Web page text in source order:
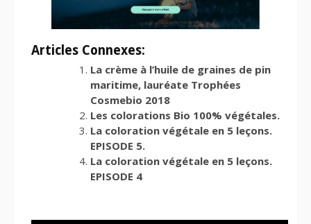
Articles Connexes:
La crème à l’huile de graines de pin
maritime, lauréate Trophées
Cosmebio 2018
Les colorations Bio 100% végétales.
La coloration végétale en 5 leçons.
EPISODE 5.
La coloration végétale en 5 leçons.
EPISODE 4